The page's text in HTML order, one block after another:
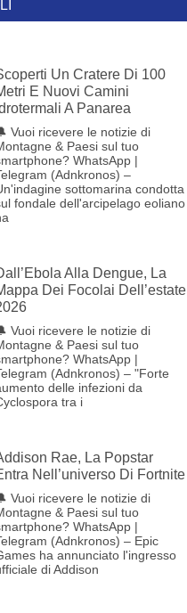
Un Cratere Di 100
E Nuovi Camini
A Panarea
Vuoi ricevere le notizie di
& Paesi sul tuo
WhatsApp |
(Adnkronos) –
sottomarina condotta
fondale dell'arcipelago eoliano
Alla Dengue, La
Dei Focolai Dell’estate
Vuoi ricevere le notizie di
& Paesi sul tuo
WhatsApp |
(Adnkronos) – "Forte
delle infezioni da
tra i
Rae, La Popstar
Nell’universo Di Fortnite
Vuoi ricevere le notizie di
& Paesi sul tuo
WhatsApp |
(Adnkronos) – Epic
ha annunciato l'ingresso
di Addison